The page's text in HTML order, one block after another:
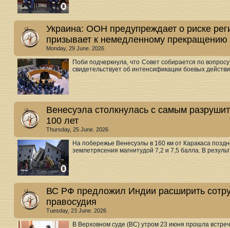
Украина: ООН предупреждает о риске
призывает к немедленному прекращению
Monday, 29 June. 2026
Поби подчеркнула, что Совет собирается по
свидетельствует об интенсификации боевых
Венесуэла столкнулась с самым
100 лет
Thursday, 25 June. 2026
На побережье Венесуэлы в 160 км от Каракаса
землетрясения магнитудой 7,2 и 7,5 балла. В
ВС РФ предложил Индии расширить
правосудия
Tuesday, 23 June. 2026
В Верховном суде (ВС) утром 23 июня прошла